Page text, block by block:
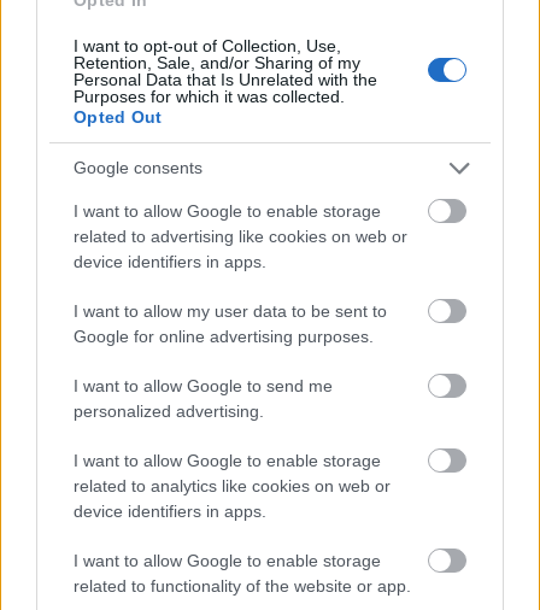
I want to opt-out of Collection, Use,
Retention, Sale, and/or Sharing of my
Personal Data that Is Unrelated with the
Purposes for which it was collected.
Opted Out
Google consents
I want to allow Google to enable storage
related to advertising like cookies on web or
device identifiers in apps.
I want to allow my user data to be sent to
Google for online advertising purposes.
I want to allow Google to send me
personalized advertising.
I want to allow Google to enable storage
related to analytics like cookies on web or
device identifiers in apps.
I want to allow Google to enable storage
related to functionality of the website or app.
Február, az éves videókban jelzett
átalakulások tavaszi stációjának
előszele és készülete.